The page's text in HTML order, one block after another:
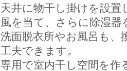
天井に物干し掛けを設
風を当て、さらに除湿器
洗面脱衣所やお風呂も、
工夫できます。
専用で室内干し空間を